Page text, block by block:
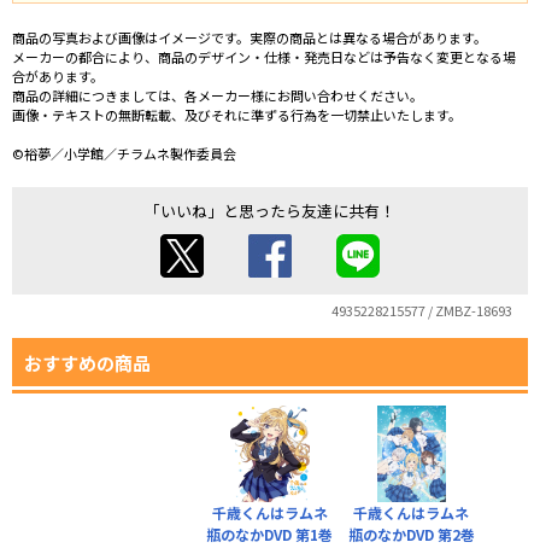
商品の写真および画像はイメージです。実際の商品とは異なる場合があります。
メーカーの都合により、商品のデザイン・仕様・発売日などは予告なく変更となる場
合があります。
商品の詳細につきましては、各メーカー様にお問い合わせください。
画像・テキストの無断転載、及びそれに準ずる行為を一切禁止いたします。
©裕夢／小学館／チラムネ製作委員会
「いいね」と思ったら友達に共有！
4935228215577 / ZMBZ-18693
おすすめの商品
千歳くんはラムネ
瓶のなかDVD 第1巻
千歳くんはラムネ
瓶のなかDVD 第2巻